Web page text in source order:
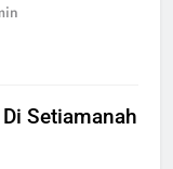
Setiamanah